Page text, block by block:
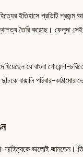
ইতিহাসে প্রতিটি
তৈরি করেছে। ফেলুদা
যে বাংলা গোয়েন্দা-
ছাঁচকে বাঙালি পরিবার-
সাহিত্যকে ভালোই জানতেন।